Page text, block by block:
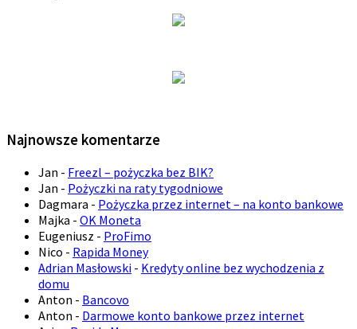
Najnowsze komentarze
Jan - Freezl – pożyczka bez BIK?
Jan - Pożyczki na raty tygodniowe
Dagmara - Pożyczka przez internet – na konto bankowe
Majka - OK Moneta
Eugeniusz - ProFimo
Nico - Rapida Money
Adrian Masłowski - Kredyty online bez wychodzenia z
domu
Anton - Bancovo
Anton - Darmowe konto bankowe przez internet